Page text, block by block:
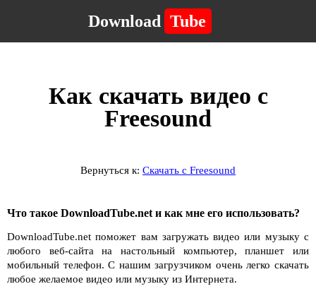
Download Tube
Как скачать видео с
Freesound
Вернуться к: Скачать с Freesound
Что такое DownloadTube.net и как мне его использовать?
DownloadTube.net поможет вам загружать видео или музыку с
любого веб-сайта на настольный компьютер, планшет или
мобильный телефон. С нашим загрузчиком очень легко скачать
любое желаемое видео или музыку из Интернета.